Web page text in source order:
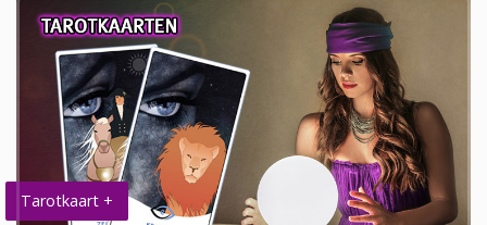
Tarotkaart +